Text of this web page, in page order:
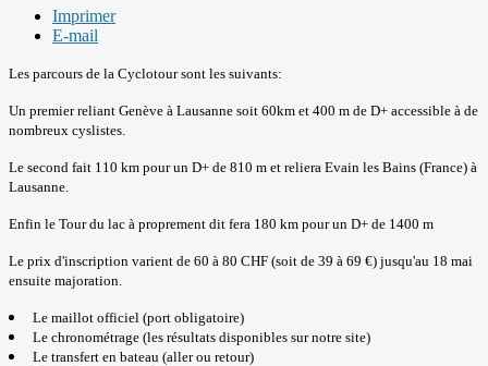
Imprimer
E-mail
Les parcours de la Cyclotour sont les suivants:
Un premier reliant Genève à Lausanne soit 60km et 400 m de D+ accessible à de
nombreux cyslistes.
Le second fait 110 km pour un D+ de 810 m et reliera Evain les Bains (France) à
Lausanne.
Enfin le Tour du lac à proprement dit fera 180 km pour un D+ de 1400 m
Le prix d'inscription varient de 60 à 80 CHF (soit de 39 à 69 €) jusqu'au 18 mai
ensuite majoration.
Le maillot officiel (port obligatoire)
Le chronométrage (les résultats disponibles sur notre site)
Le transfert en bateau (aller ou retour)